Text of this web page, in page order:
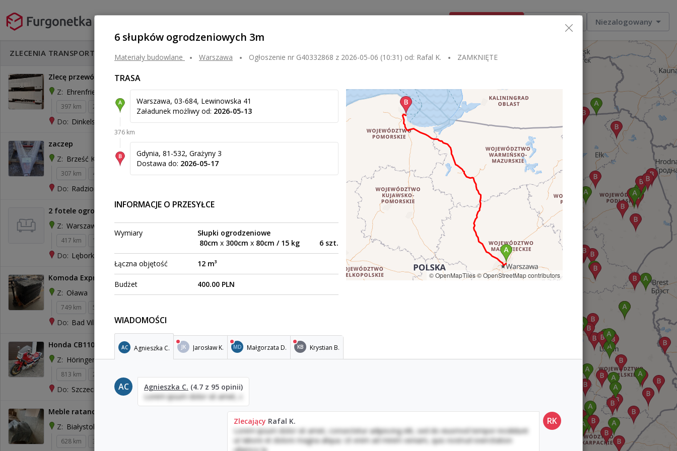
Niezalogowany
6 słupków ogrodzeniowych 3m
Materiały budowlane warszawa Ogłoszenie nr G40332868 z 2026-05-06 (10:31) od: Rafal K. ZAMKNIĘTE
TRASA
Warszawa, 03-684, Lewinowska 41
Załadunek możliwy od: 2026-05-13
376 km
Gdynia, 81-532, Grażyny 3
Dostawa do: 2026-05-17
INFORMACJE O PRZESYŁCE
Wymiary
Słupki ogrodzeniowe
80cmx 300cmx 80cm / 15 kg 6 szt.
Łączna objętość 12 m³
Budżet 400.00 PLN
© OpenMapTiles© OpenStreetMap contributors
WIADOMOŚCI
AC Agnieszka C. JK Jarosław K. MD Małgorzata D. KB Krystian B.
AC Agnieszka C. (4.7 z 95 opinii)
Lorem ipsum dolor sit amet, c
RK
Zlecający Rafal K.
Lorem ipsum dolor sit amet, consectetur adipiscing elit, sed do eiusmod tempor incididunt
ut labore et dolore magna aliqua. Ut enim ad minim veniam, quis nostrud exercitation
ZLECENIA TRANSPORTU Rozwiń filtry
Zlecę przewóz 5 pustych złożonych palet
Z: Ehrenfriedersdorf
397 km 240 kg 1,92 m³ 500 zł
Do: Dinkelscherben
zaczep
Z: Brześć Kujawski
307 km 45 kg 0,28 m³
Do: Radzionków
2 fotele ogrodowe
Z: Warszawa
417 km 12 kg 0,21 m³
Do: Lębork
Komoda Express do 61118 Bad Vilbel DE
Z: Oława
749 km 50 kg
Do: Bad Vilbel
Honda CB1100R
Z: Höringen
813 km 240 kg
Do: Szczecin
Meble ratanowe dwa krzesła,stolik, wersaleczk
Z: Białystok
628 km 30 kg